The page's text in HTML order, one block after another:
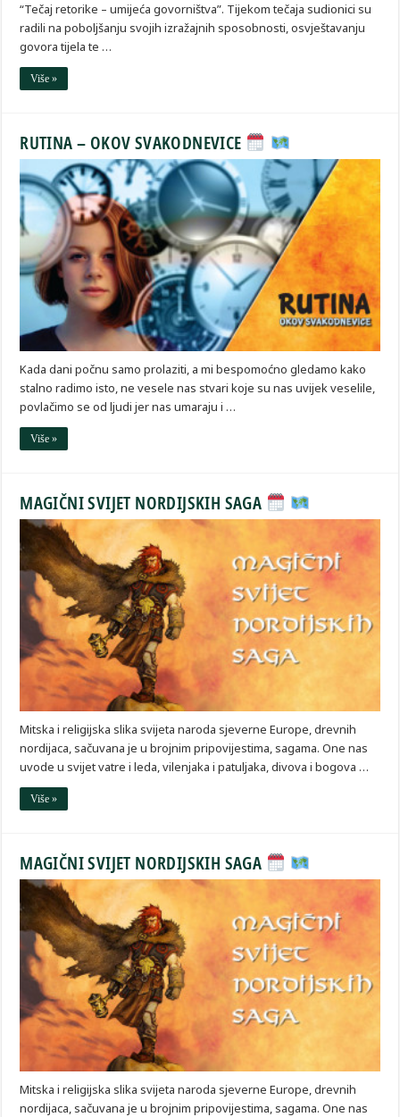
“Tečaj retorike – umijeća govorništva”. Tijekom tečaja sudionici su
radili na poboljšanju svojih izražajnih sposobnosti, osvještavanju
govora tijela te …
Više »
RUTINA – OKOV SVAKODNEVICE
Kada dani počnu samo prolaziti, a mi bespomoćno gledamo kako
stalno radimo isto, ne vesele nas stvari koje su nas uvijek veselile,
povlačimo se od ljudi jer nas umaraju i …
Više »
MAGIČNI SVIJET NORDIJSKIH SAGA
Mitska i religijska slika svijeta naroda sjeverne Europe, drevnih
nordijaca, sačuvana je u brojnim pripovijestima, sagama. One nas
uvode u svijet vatre i leda, vilenjaka i patuljaka, divova i bogova …
Više »
MAGIČNI SVIJET NORDIJSKIH SAGA
Mitska i religijska slika svijeta naroda sjeverne Europe, drevnih
nordijaca, sačuvana je u brojnim pripovijestima, sagama. One nas